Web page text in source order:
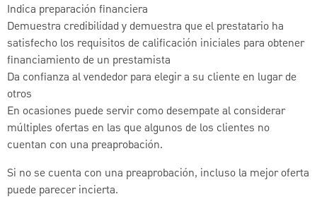
Indica preparación financiera
Demuestra credibilidad y demuestra que el prestatario ha
satisfecho los requisitos de calificación iniciales para obtener
financiamiento de un prestamista
Da confianza al vendedor para elegir a su cliente en lugar de
otros
En ocasiones puede servir como desempate al considerar
múltiples ofertas en las que algunos de los clientes no
cuentan con una preaprobación.
Si no se cuenta con una preaprobación, incluso la mejor oferta
puede parecer incierta.